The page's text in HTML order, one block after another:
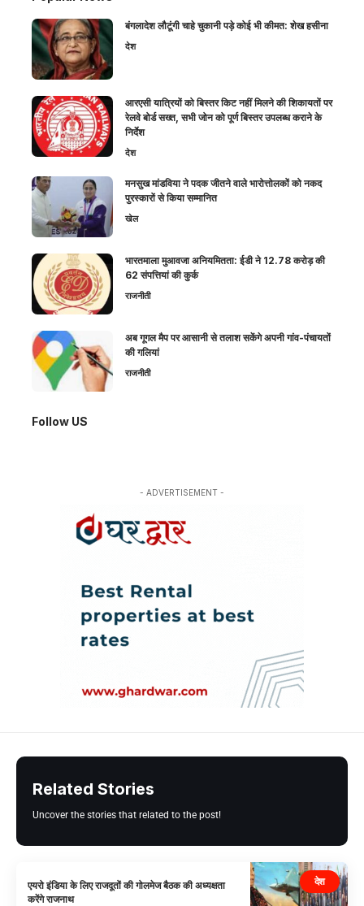
बंगलादेश लौटूंगी चाहे चुकानी पड़े कोई भी कीमत: शेख हसीना
देश
आरएसी यात्रियों को बिस्तर किट नहीं मिलने की शिकायतों पर
रेलवे बोर्ड सख्त, सभी जोन को पूर्ण बिस्तर उपलब्ध कराने के
निर्देश
देश
मनसुख मांडविया ने पदक जीतने वाले भारोत्तोलकों को नकद
पुरस्कारों से किया सम्मानित
खेल
भारतमाला मुआवजा अनियमितता: ईडी ने 12.78 करोड़ की
62 संपत्तियां की कुर्क
राजनीती
अब गूगल मैप पर आसानी से तलाश सकेंगे अपनी गांव-पंचायतों
की गलियां
राजनीती
Follow US
- ADVERTISEMENT -
Related Stories
Uncover the stories that related to the post!
देश
एयरो इंडिया के लिए राजदूतों की गोलमेज बैठक की अध्यक्षता
करेंगे राजनाथ